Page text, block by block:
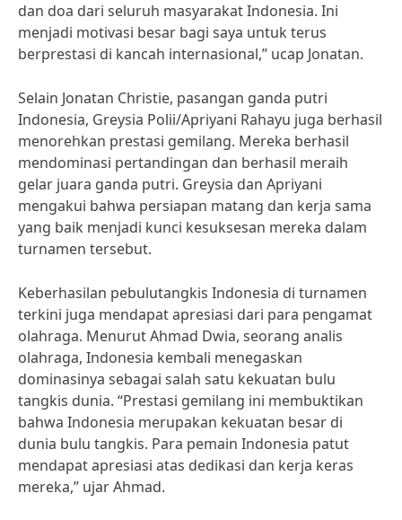
dan doa dari seluruh masyarakat Indonesia. Ini
menjadi motivasi besar bagi saya untuk terus
berprestasi di kancah internasional,” ucap Jonatan.
Selain Jonatan Christie, pasangan ganda putri
Indonesia, Greysia Polii/Apriyani Rahayu juga berhasil
menorehkan prestasi gemilang. Mereka berhasil
mendominasi pertandingan dan berhasil meraih
gelar juara ganda putri. Greysia dan Apriyani
mengakui bahwa persiapan matang dan kerja sama
yang baik menjadi kunci kesuksesan mereka dalam
turnamen tersebut.
Keberhasilan pebulutangkis Indonesia di turnamen
terkini juga mendapat apresiasi dari para pengamat
olahraga. Menurut Ahmad Dwia, seorang analis
olahraga, Indonesia kembali menegaskan
dominasinya sebagai salah satu kekuatan bulu
tangkis dunia. “Prestasi gemilang ini membuktikan
bahwa Indonesia merupakan kekuatan besar di
dunia bulu tangkis. Para pemain Indonesia patut
mendapat apresiasi atas dedikasi dan kerja keras
mereka,” ujar Ahmad.